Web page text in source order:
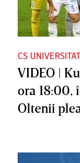
CS
VIDEO |
ora 18:00,
Oltenii